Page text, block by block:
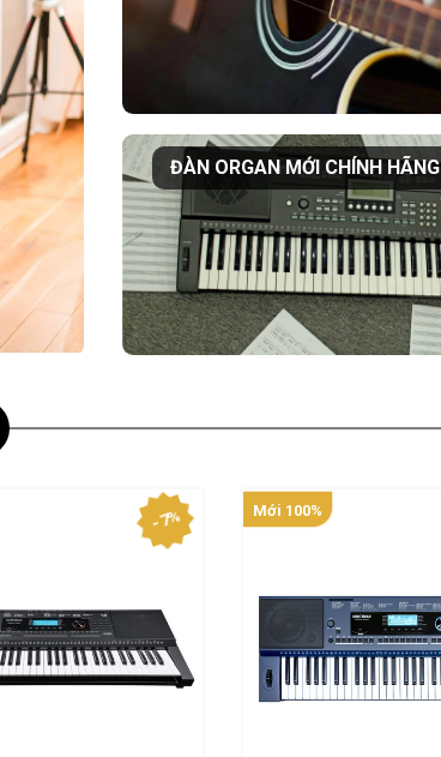
ĐÀN ORGAN MỚI CHÍNH HÃNG
- 7% Mới 100%